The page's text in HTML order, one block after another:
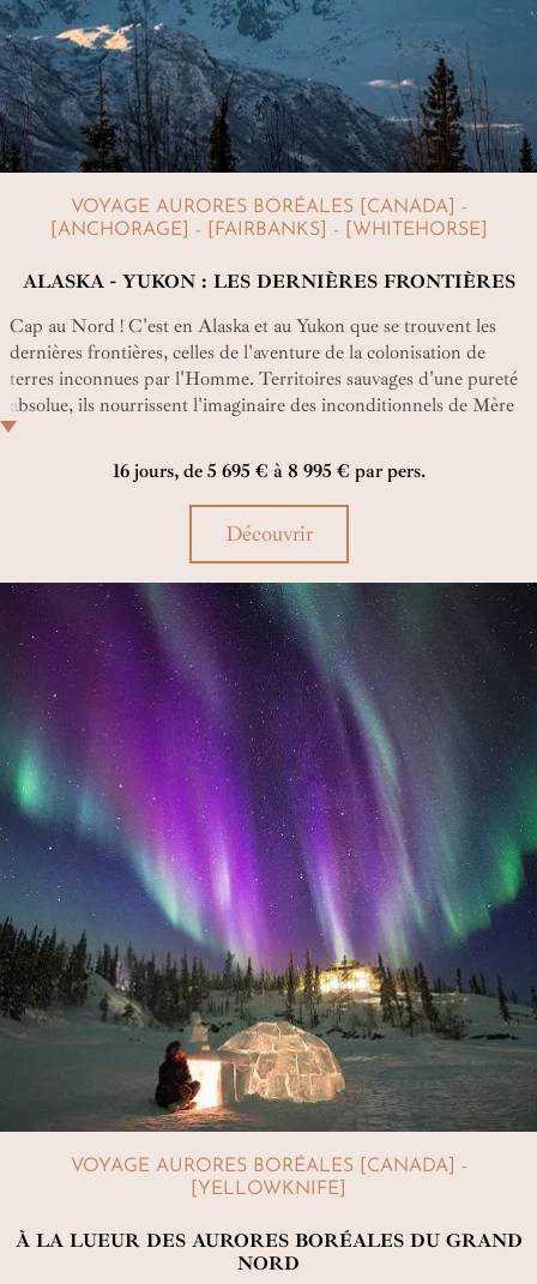
VOYAGE AURORES BORÉALES [CANADA] -
[ANCHORAGE] - [FAIRBANKS] - [WHITEHORSE]
ALASKA - YUKON : LES DERNIÈRES FRONTIÈRES
Cap au Nord ! C'est en Alaska et au Yukon que se trouvent les
dernières frontières, celles de l'aventure de la colonisation de
terres inconnues par l'Homme. Territoires sauvages d'une pureté
absolue, ils nourrissent l'imaginaire des inconditionnels de Mère
Nature. Si vous en êtes, Go Into The Wild !
16 jours, de 5 695 € à 8 995 € par pers.
Découvrir
VOYAGE AURORES BORÉALES [CANADA] -
[YELLOWKNIFE]
À LA LUEUR DES AURORES BORÉALES DU GRAND
NORD